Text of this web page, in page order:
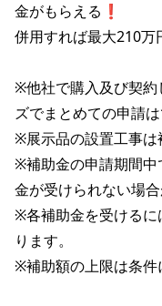
金がもらえる❗
併用すれば最大210
※他社で購入及び契約
ズでまとめての申請は
※展示品の設置工事は
※補助金の申請期間中
金が受けられない場合
※各補助金を受けるに
ります。
※補助額の上限は条件